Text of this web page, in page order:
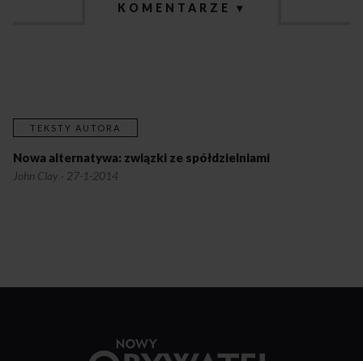
KOMENTARZE ▾
TEKSTY AUTORA
Nowa alternatywa: związki ze spółdzielniami
John Clay · 27-1-2014